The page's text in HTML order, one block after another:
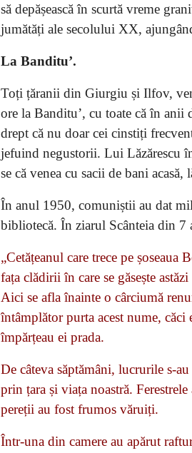
să depășească în scurtă vreme
jumătăți ale secolului XX,
La Banditu’.
Toți țăranii din Giurgiu și Ilfov,
ore la Banditu’, cu toate că în
drept că nu doar cei cinstiți
jefuind negustorii. Lui Lăzărescu
se că venea cu sacii de bani
În anul 1950, comuniștii au dat
bibliotecă. În ziarul Scânteia din
„Cetățeanul care trece pe
fața clădirii în care se găsește
Aici se afla înainte o cârciumă
întâmplător purta acest nume,
împărțeau ei prada.
De câteva săptămâni, lucrurile s-
prin țara și viața noastră.
pereții au fost frumos văruiți.
Într-una din camere au apărut